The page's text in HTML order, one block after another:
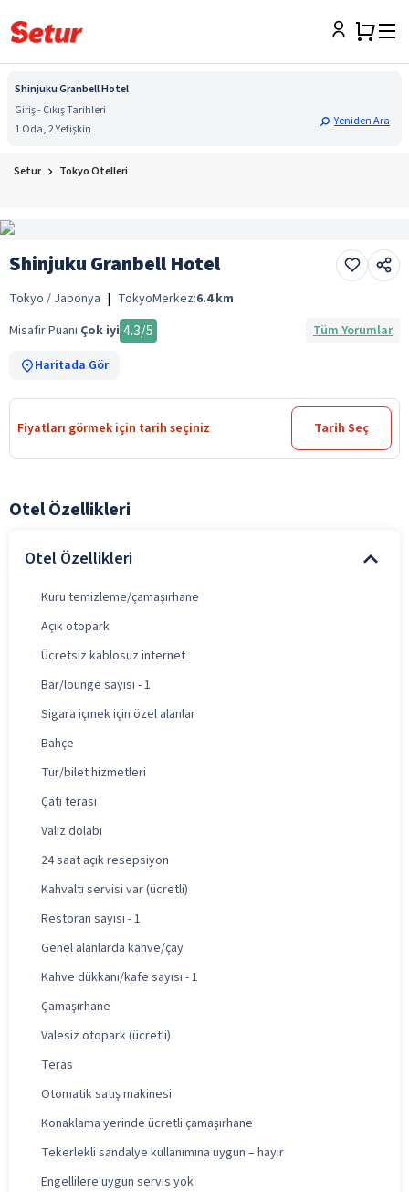
Shinjuku Granbell Hotel
Giriş - Çıkış Tarihleri
1 Oda, 2 Yetişkin
Yeniden Ara
Setur Tokyo Otelleri
Shinjuku Granbell Hotel
Tokyo / Japonya | TokyoMerkez:6.4 km
Misafir Puanı Çok iyi 4.3/5
Tüm Yorumlar
Haritada Gör
Fiyatları görmek için tarih seçiniz Tarih Seç
Otel Özellikleri
Otel Özellikleri
Kuru temizleme/çamaşırhane
Açık otopark
Ücretsiz kablosuz internet
Bar/lounge sayısı - 1
Sigara içmek için özel alanlar
Bahçe
Tur/bilet hizmetleri
Çatı terası
Valiz dolabı
24 saat açık resepsiyon
Kahvaltı servisi var (ücretli)
Restoran sayısı - 1
Genel alanlarda kahve/çay
Kahve dükkanı/kafe sayısı - 1
Çamaşırhane
Valesiz otopark (ücretli)
Teras
Otomatik satış makinesi
Konaklama yerinde ücretli çamaşırhane
Tekerlekli sandalye kullanımına uygun – hayır
Engellilere uygun servis yok